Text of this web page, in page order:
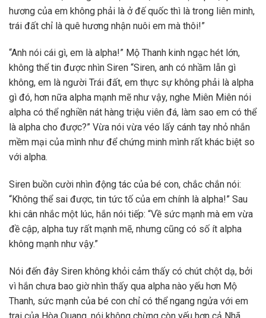
hương của em không phải là ở đế quốc thì là trong liên minh,
trái đất chỉ là quê hương nhận nuôi em mà thôi!”
“Anh nói cái gì, em là alpha!” Mộ Thanh kinh ngạc hét lớn,
không thể tin được nhìn Siren “Siren, anh có nhầm lẫn gì
không, em là người Trái đất, em thực sự không phải là alpha
gì đó, hơn nữa alpha mạnh mẽ như vậy, nghe Miên Miên nói
alpha có thể nghiền nát hàng triệu viên đá, làm sao em có thể
là alpha cho được?” Vừa nói vừa véo lấy cánh tay nhỏ nhắn
mềm mại của mình như để chứng minh mình rất khác biệt so
với alpha.
Siren buồn cười nhìn động tác của bé con, chắc chắn nói:
“Không thể sai được, tin tức tố của em chính là alpha!” Sau
khi cân nhắc một lúc, hắn nói tiếp: “Về sức mạnh mà em vừa
đề cập, alpha tuy rất mạnh mẽ, nhưng cũng có số ít alpha
không mạnh như vậy.”
Nói đến đây Siren không khỏi cảm thấy có chút chột dạ, bởi
vì hắn chưa bao giờ nhìn thấy qua alpha nào yếu hơn Mộ
Thanh, sức mạnh của bé con chỉ có thể ngang ngửa với em